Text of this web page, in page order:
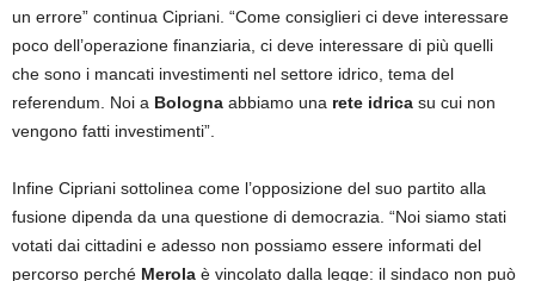
un errore” continua Cipriani. “Come consiglieri ci deve interessare
poco dell’operazione finanziaria, ci deve interessare di più quelli
che sono i mancati investimenti nel settore idrico, tema del
referendum. Noi a Bologna abbiamo una rete idrica su cui non
vengono fatti investimenti”.
Infine Cipriani sottolinea come l’opposizione del suo partito alla
fusione dipenda da una questione di democrazia. “Noi siamo stati
votati dai cittadini e adesso non possiamo essere informati del
percorso perché Merola è vincolato dalla legge: il sindaco non può